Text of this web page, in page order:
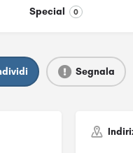
Special 0
Segnala